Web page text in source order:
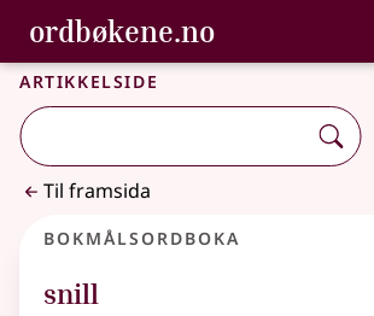
Gå til hovudinnhald
Tilgjenge
ordbøkene.no,
Bokmålsordboka og Nynorskordboka
Artikkelside
Til framsida
Bokmålsordboka
snill